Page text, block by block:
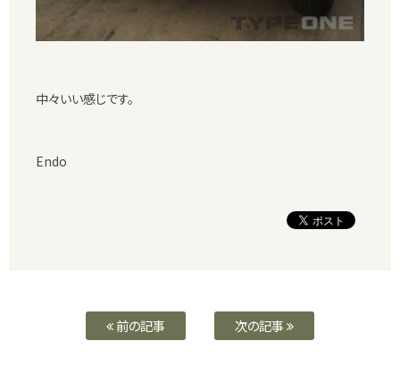
中々いい感じです。
Endo
前の記事 次の記事